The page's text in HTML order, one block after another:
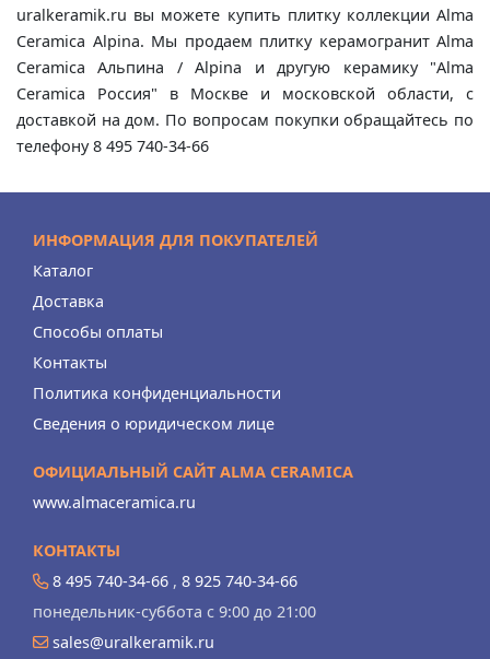
uralkeramik.ru вы можете купить плитку коллекции Alma
Ceramica Alpina. Мы продаем плитку керамогранит Alma
Ceramica Альпина / Alpina и другую керамику "Alma
Ceramica Россия" в Москве и московской области, с
доставкой на дом. По вопросам покупки обращайтесь по
телефону 8 495 740-34-66
ИНФОРМАЦИЯ ДЛЯ ПОКУПАТЕЛЕЙ
Каталог
Доставка
Способы оплаты
Контакты
Политика конфиденциальности
Сведения о юридическом лице
ОФИЦИАЛЬНЫЙ САЙТ ALMA CERAMICA
www.almaceramica.ru
КОНТАКТЫ
8 495 740-34-66 , 8 925 740-34-66
понедельник-суббота с 9:00 до 21:00
sales@uralkeramik.ru